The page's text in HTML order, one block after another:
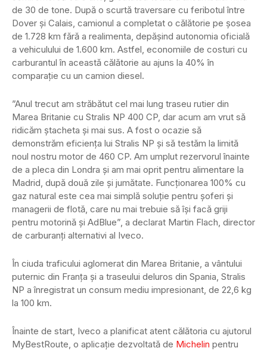
de 30 de tone. După o scurtă traversare cu feribotul între
Dover și Calais, camionul a completat o călătorie pe șosea
de 1.728 km fără a realimenta, depășind autonomia oficială
a vehiculului de 1.600 km. Astfel, economiile de costuri cu
carburantul în această călătorie au ajuns la 40% în
comparație cu un camion diesel.
”Anul trecut am străbătut cel mai lung traseu rutier din
Marea Britanie cu Stralis NP 400 CP, dar acum am vrut să
ridicăm ștacheta și mai sus. A fost o ocazie să
demonstrăm eficiența lui Stralis NP și să testăm la limită
noul nostru motor de 460 CP. Am umplut rezervorul înainte
de a pleca din Londra și am mai oprit pentru alimentare la
Madrid, după două zile și jumătate. Funcționarea 100% cu
gaz natural este cea mai simplă soluție pentru șoferi și
managerii de flotă, care nu mai trebuie să își facă griji
pentru motorină și AdBlue”, a declarat Martin Flach, director
de carburanți alternativi al Iveco.
În ciuda traficului aglomerat din Marea Britanie, a vântului
puternic din Franța și a traseului deluros din Spania, Stralis
NP a înregistrat un consum mediu impresionant, de 22,6 kg
la 100 km.
Înainte de start, Iveco a planificat atent călătoria cu ajutorul
MyBestRoute, o aplicație dezvoltată de Michelin pentru